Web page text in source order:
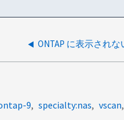
9 specialty:nas vscan